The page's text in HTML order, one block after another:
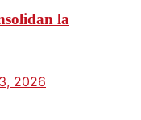
la
2026